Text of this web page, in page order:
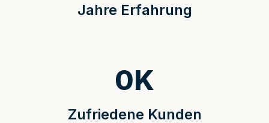
Jahre Erfahrung
Zufriedene Kunden
0K